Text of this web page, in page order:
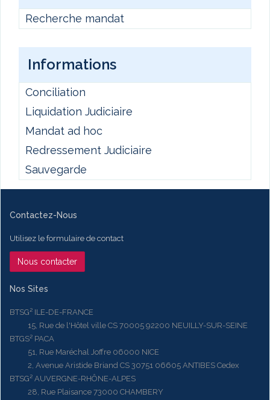
Recherche mandat
Informations
Conciliation
Liquidation Judiciaire
Mandat ad hoc
Redressement Judiciaire
Sauvegarde
Contactez-Nous
Utilisez le formulaire de contact
Nous contacter
Nos Sites
BTSG² ILE-DE-FRANCE
15, Rue de l'Hôtel ville CS 70005 92200 NEUILLY-SUR-SEINE
BTGS² PACA
51, Rue Maréchal Joffre 06000 NICE
2, Avenue Aristide Briand CS 30751 06605 ANTIBES Cedex
BTSG² AUVERGNE-RHÔNE-ALPES
28, Rue Plaisance 73000 CHAMBERY